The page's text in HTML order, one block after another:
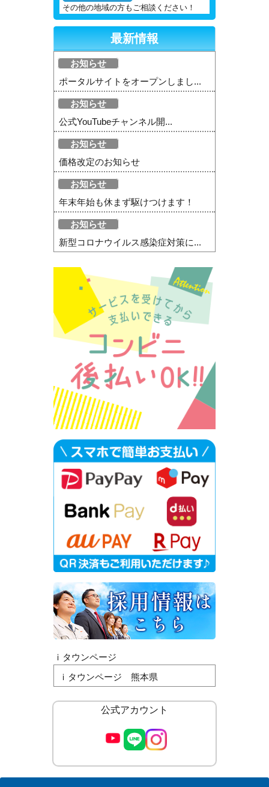
その他の地域の方もご相談ください！
最新情報
お知らせ
ポータルサイトをオープンしまし...
お知らせ
公式YouTubeチャンネル開...
お知らせ
価格改定のお知らせ
お知らせ
年末年始も休まず駆けつけます！
お知らせ
新型コロナウイルス感染症対策に...
ｉタウンページ
ｉタウンページ 熊本県
公式アカウント